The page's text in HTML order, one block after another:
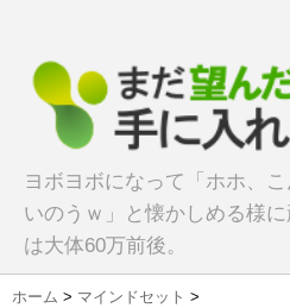
ヨボヨボになって「ホホ、
いのうｗ」と懐かしめる様
は大体60万前後。
ホーム > マインドセット >